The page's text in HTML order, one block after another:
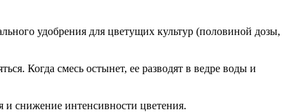
удобрения для цветущих культур (половиной дозы,
Когда смесь остынет, ее разводят в ведре воды и
и снижение интенсивности цветения.